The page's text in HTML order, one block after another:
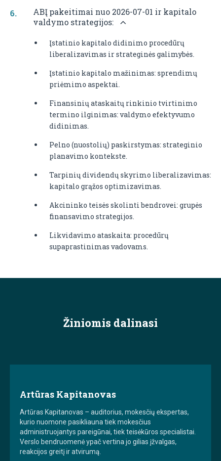
ABĮ pakeitimai nuo 2026-07-01 ir kapitalo
valdymo strategijos:
Įstatinio kapitalo didinimo procedūrų
liberalizavimas ir strateginės galimybės.
Įstatinio kapitalo mažinimas: sprendimų
priėmimo aspektai.
Finansinių ataskaitų rinkinio tvirtinimo
termino ilginimas: valdymo efektyvumo
didinimas.
Pelno (nuostolių) paskirstymas: strateginio
planavimo kontekste.
Tarpinių dividendų skyrimo liberalizavimas:
kapitalo grąžos optimizavimas.
Akcininko teisės skolinti bendrovei: grupės
finansavimo strategijos.
Likvidavimo ataskaita: procedūrų
supaprastinimas vadovams.
Žiniomis dalinasi
Artūras Kapitanovas
Artūras Kapitanovas – auditorius, mokesčių ekspertas,
kurio nuomone pasikliauna tiek mokesčius
administruojantys pareigūnai, tiek teisėkūros specialistai.
Verslo bendruomenė ypač vertina jo gilias įžvalgas,
reakcijos greitį ir atvirumą.